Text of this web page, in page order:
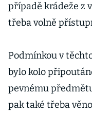
případě krádeže z
třeba volně
Podmínkou v
bylo kolo
pevnému
pak také třeba